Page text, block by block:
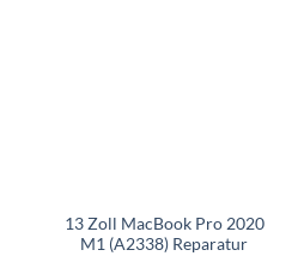
13 Zoll MacBook Pro 2020
M1 (A2338) Reparatur